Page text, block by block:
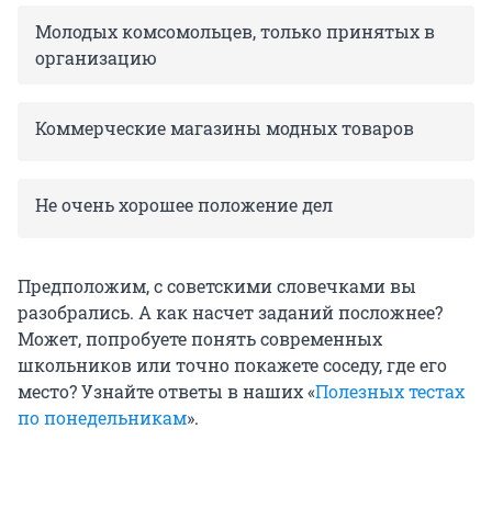
Молодых комсомольцев, только принятых в
организацию
Коммерческие магазины модных товаров
Не очень хорошее положение дел
Предположим, с советскими словечками вы
разобрались. А как насчет заданий посложнее?
Может, попробуете понять современных
школьников или точно покажете соседу, где его
место? Узнайте ответы в наших «Полезных тестах
по понедельникам».